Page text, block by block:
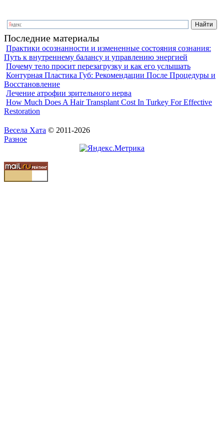
Последние материалы
Практики осознанности и измененные состояния сознания:
Путь к внутреннему балансу и управлению энергией
Почему тело просит перезагрузку и как его услышать
Контурная Пластика Губ: Рекомендации После Процедуры и
Восстановление
Лечение атрофии зрительного нерва
How Much Does A Hair Transplant Cost In Turkey For Effective
Restoration
Весела Хата © 2011-2026
Разное